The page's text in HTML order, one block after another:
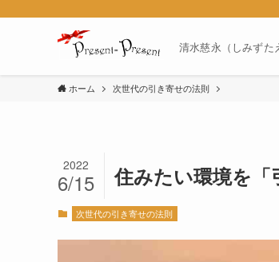
清水慈永（しみずた
ホーム 次世代の引き寄せの法則
住みたい環境を「
2022
6/15
次世代の引き寄せの法則